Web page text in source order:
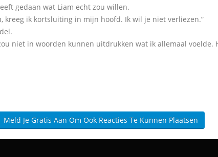
gedaan wat Liam echt zou willen.
kreeg ik kortsluiting in mijn hoofd. Ik wil je niet verliezen.”
niet in woorden kunnen uitdrukken wat ik allemaal voelde.
Meld Je Gratis Aan Om Ook Reacties Te Kunnen Plaatsen